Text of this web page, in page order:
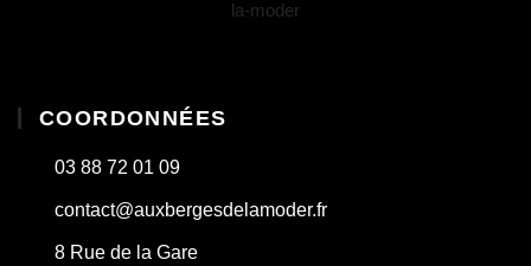
COORDONNÉES
03 88 72 01 09
contact@auxbergesdelamoder.fr
8 Rue de la Gare